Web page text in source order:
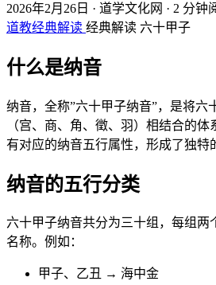
2026年2月26日 · 道学文化网 · 2 分钟
道教经典解读 经典解读 六十甲子
什么是纳音
纳音，全称”六十甲子纳音”，是将六
（宫、商、角、徵、羽）相结合的
有对应的纳音五行属性，形成了独特
纳音的五行分类
六十甲子纳音共分为三十组，每组两
名称。例如：
甲子、乙丑 → 海中金